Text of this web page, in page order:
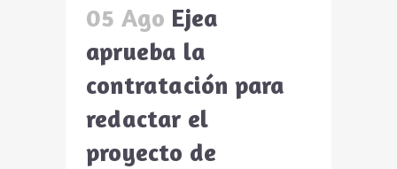
05 Ago Ejea
aprueba la
contratación para
redactar el
proyecto de